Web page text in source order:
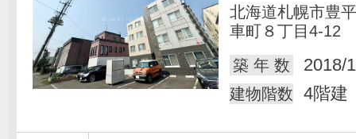
北海道札幌市豊
車町８丁目4-12
築 年 数
2018/
建物階数 4階建